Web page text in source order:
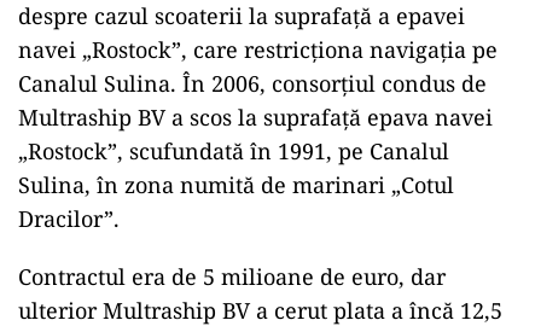
despre cazul scoaterii la suprafață a epavei
navei „Rostock”, care restricționa navigația pe
Canalul Sulina. În 2006, consorțiul condus de
Multraship BV a scos la suprafață epava navei
„Rostock”, scufundată în 1991, pe Canalul
Sulina, în zona numită de marinari „Cotul
Dracilor”.
Contractul era de 5 milioane de euro, dar
ulterior Multraship BV a cerut plata a încă 12,5